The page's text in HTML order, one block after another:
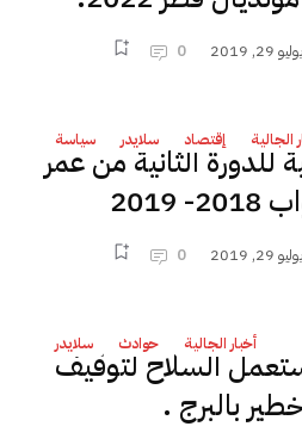
يوليو 29, 2019 0
الجالية إقتصاد سلايدر سياسة
للدورة الثانية من عمر
يوليو 29, 2019 0
أخبار الجالية حوادث سلايدر
السلاح لتوقيف
بالبرج .